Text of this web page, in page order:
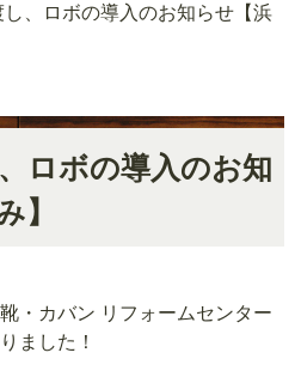
、ロボの導入のお知らせ【浜
ロボの導入のお知
】
・カバン リフォームセンター
りました！